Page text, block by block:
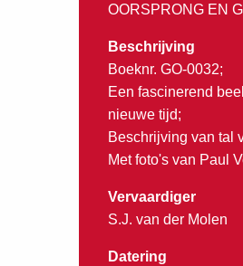
OORSPRONG EN
Beschrijving
Boeknr. GO-0032;
Een fascinerend
nieuwe tijd;
Beschrijving van tal
Met foto's van Paul
Vervaardiger
S.J. van der Molen
Datering